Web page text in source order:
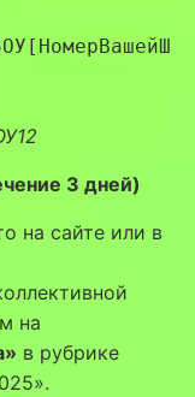
3 дней)
на сайте или в
на
в рубрике